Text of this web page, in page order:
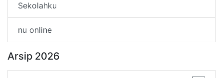
Sekolahku
nu online
Arsip 2026